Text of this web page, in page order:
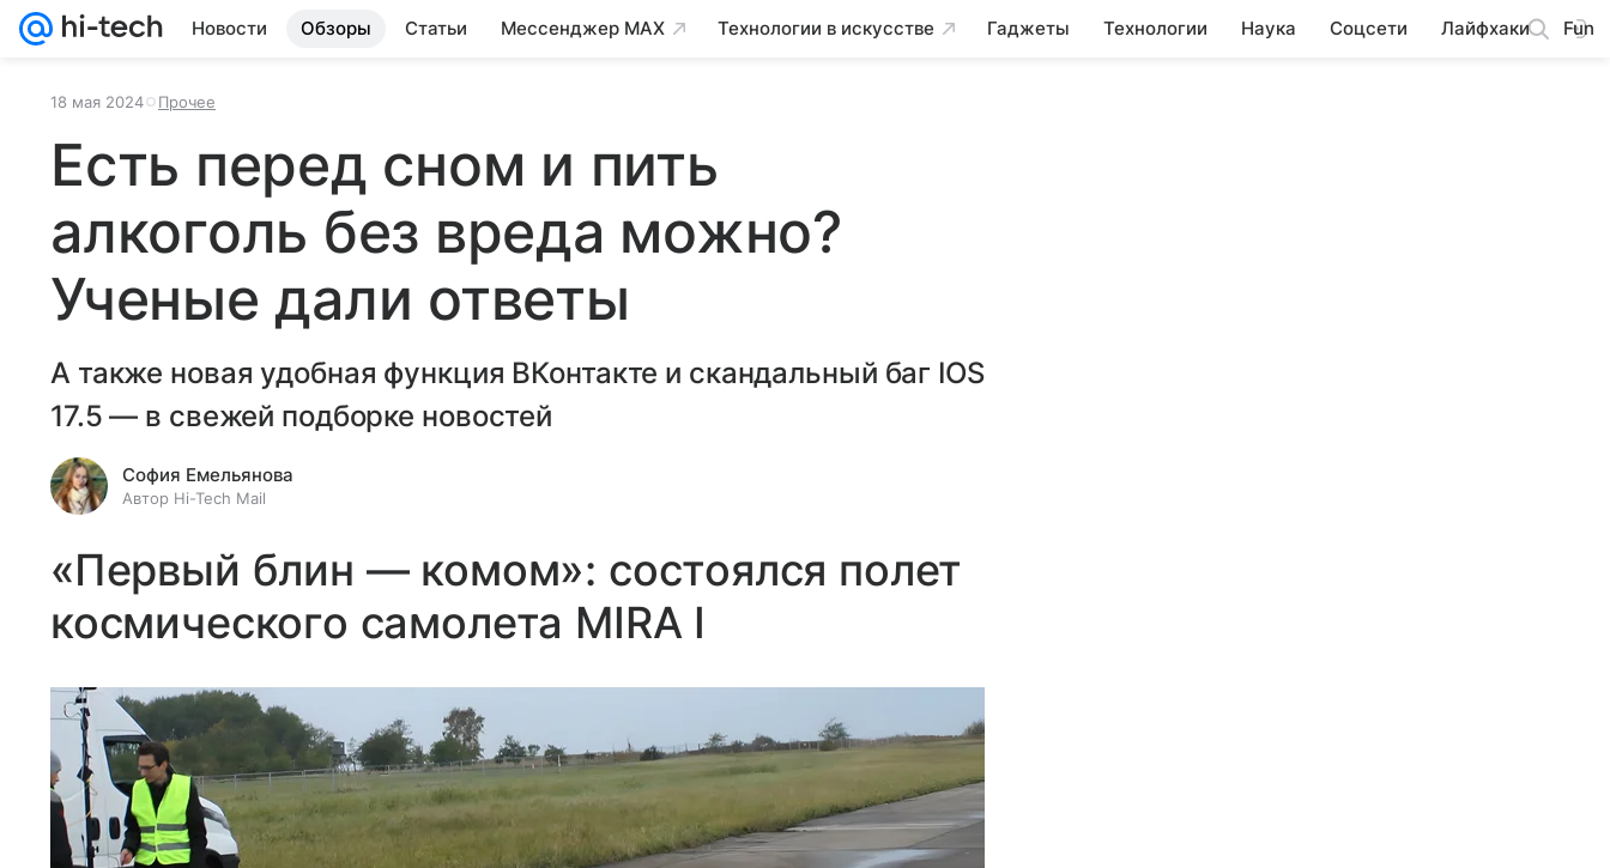
Новости Обзоры Статьи Мессенджер MAX Технологии в искусстве Гаджеты Технологии Наука Соцсети Лайфхаки Fun
18 мая 2024 Прочее
Есть перед сном и пить
алкоголь без вреда можно?
Ученые дали ответы
А также новая удобная функция ВКонтакте и скандальный баг IOS
17.5 — в свежей подборке новостей
София Емельянова
Автор Hi-Tech Mail
«Первый блин — комом»: состоялся полет
космического самолета MIRA I